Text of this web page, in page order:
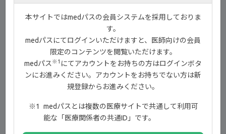
関節リウマチ診療ガイドライン2024改訂（日本リウマチ学
会）薬物治療アルゴリズム【00:54】
フェーズⅡの薬剤選択【01:54】
治療開始時のコミュニケーションのポイント【02:18】
関節リウマチ診療ガイドライン2024改訂（日本リウマチ学
会）高齢発症関節リウマチのマネジメントに関するコンセ
ンサスステートメント【03:47】
高齢発症関節リウマチ患者の臨床的特徴【06:13】
本サイトではmedパスの会員システムを採用しておりま
す。
medパスにてログインいただけますと、医師向けの会員
限定のコンテンツを閲覧いただけます。
medパス ※1 にてアカウントをお持ちの方はログインボタ
ンにお進みください。アカウントをお持ちでない方は新
規登録からお進みください。
medパスとは複数の医療サイトで共通して利用可
能な「医療関係者の共通ID」です。